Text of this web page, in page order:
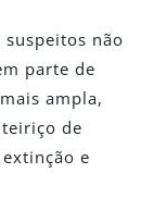
suspeitos não
parte de
ampla,
de
e